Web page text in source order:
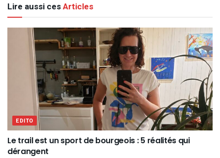
Lire aussi cesArticles
EDITO
Le trail est un sport de bourgeois : 5 réalités qui
dérangent